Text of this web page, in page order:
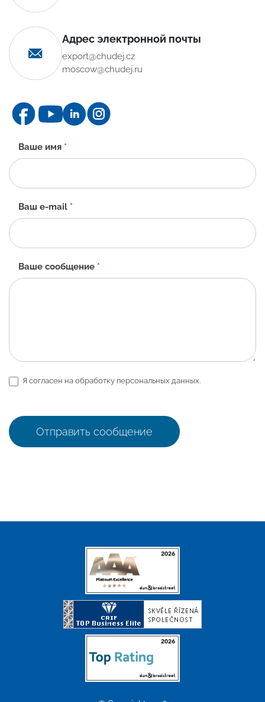
Адрес электронной почты
export@chudej.cz
moscow@chudej.ru
Контактная
форма
-
RU
Ваше имя *
Ваш e-mail *
Ваше сообщение *
Я согласен на обработку персональных данных.
Отправить сообщение